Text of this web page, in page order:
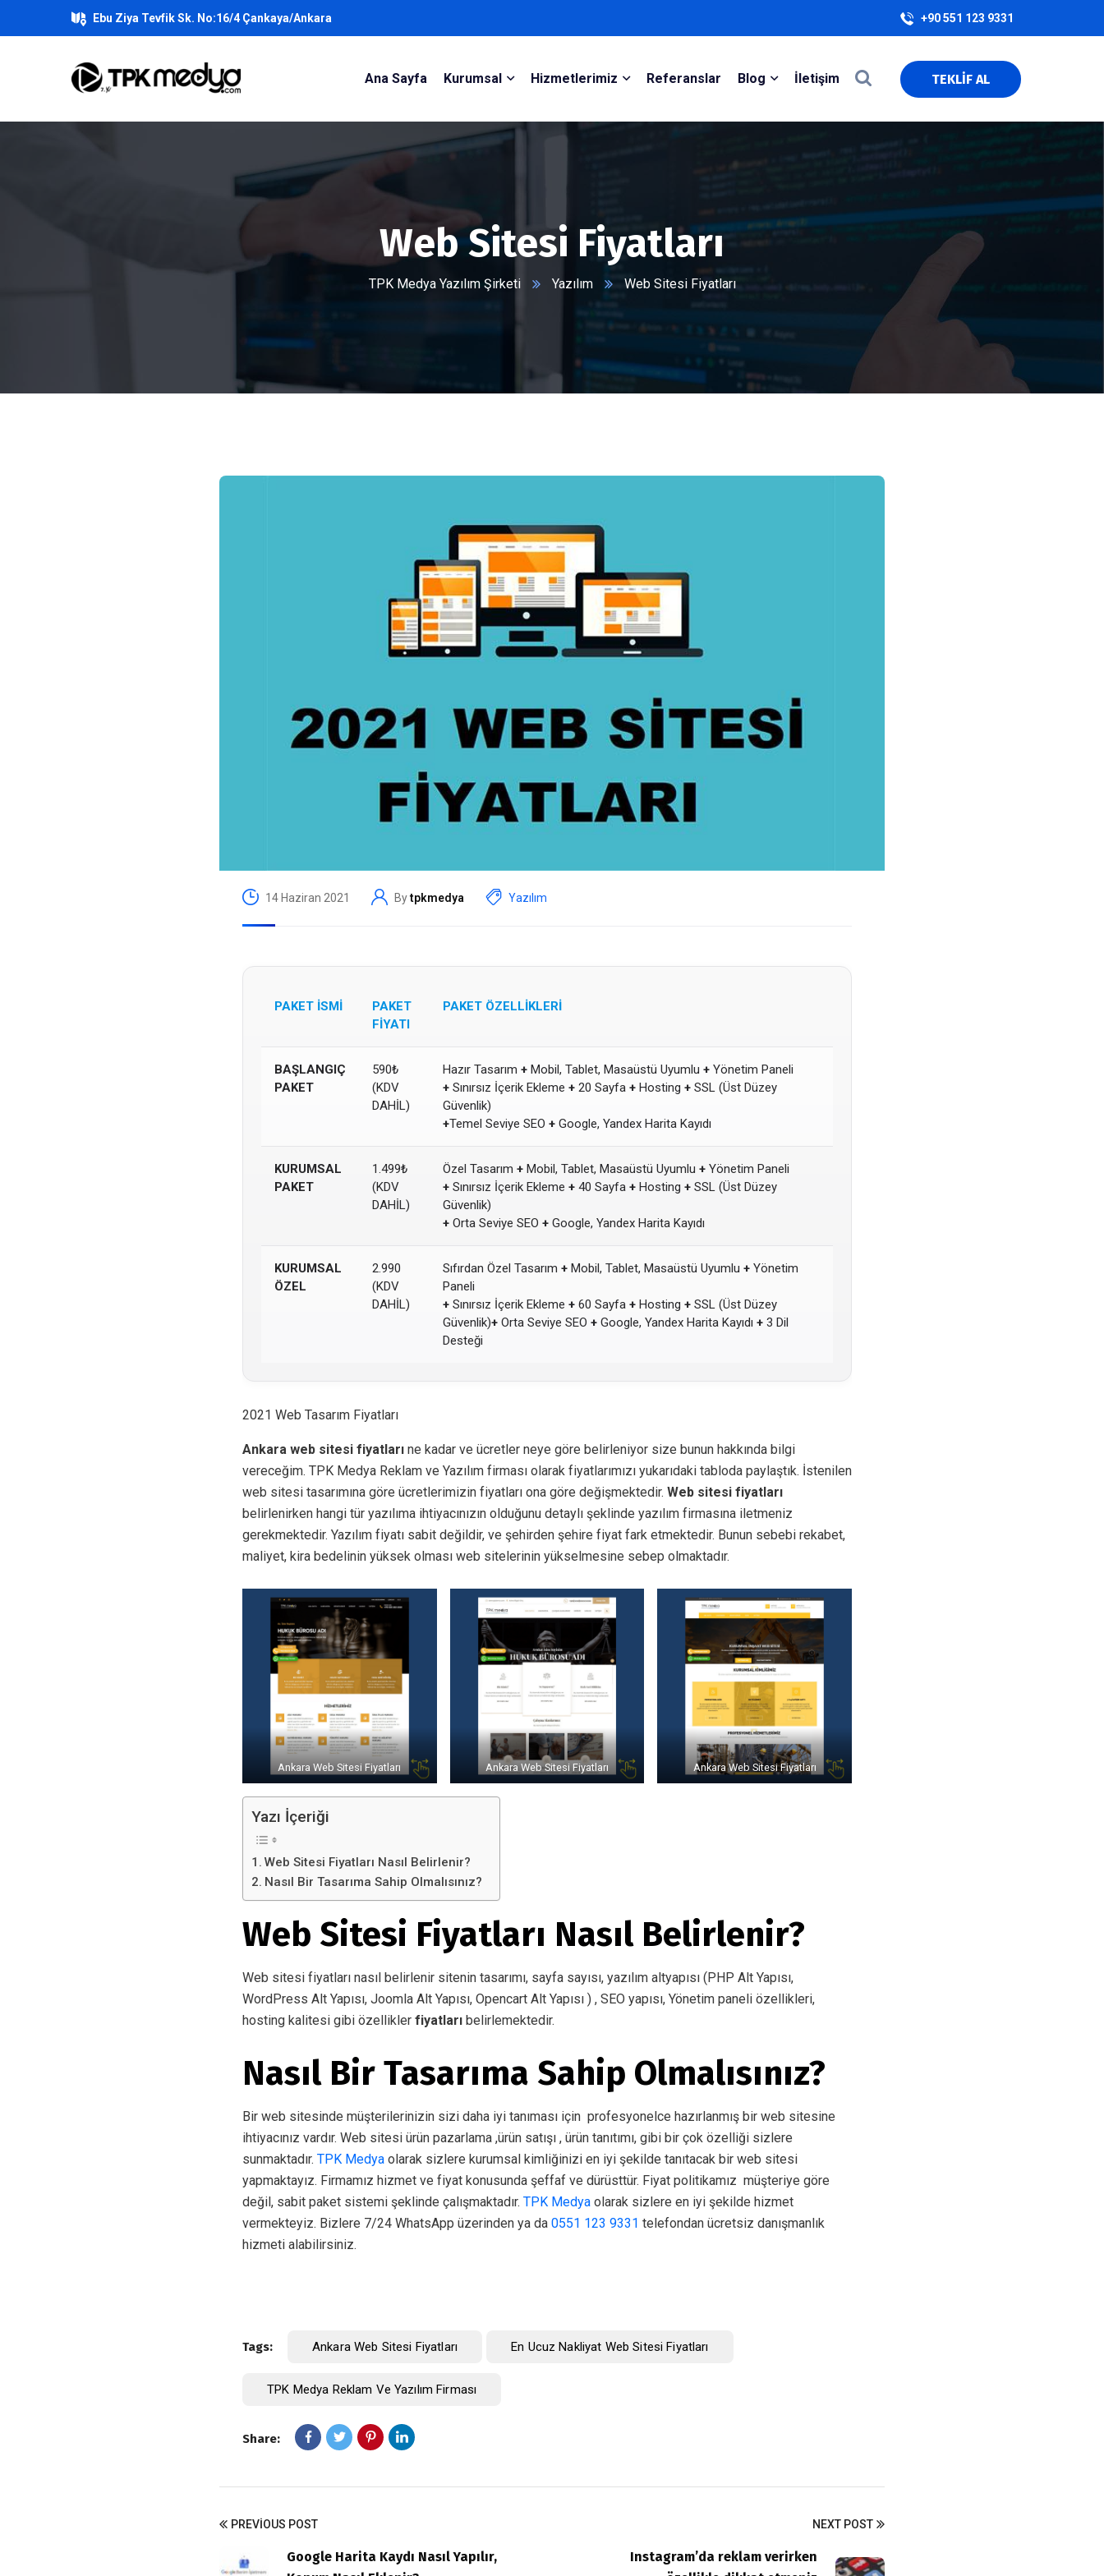
Ebu Ziya Tevfik Sk. No:16/4 Çankaya/Ankara +90 551 123 9331
Ana Sayfa Kurumsal Hizmetlerimiz Referanslar Blog İletişim TEKLİF AL
Web Sitesi Fiyatları
TPK Medya Yazılım Şirketi Yazılım Web Sitesi Fiyatları
14 Haziran 2021 Bytpkmedya Yazılım
PAKET İSMİ
PAKET
FİYATI
PAKET ÖZELLİKLERİ
BAŞLANGIÇ
PAKET
590₺
(KDV
DAHİL)
Hazır Tasarım +Mobil, Tablet, Masaüstü Uyumlu +Yönetim Paneli
+Sınırsız İçerik Ekleme +20 Sayfa +Hosting +SSL (Üst Düzey
Güvenlik)
+Temel Seviye SEO +Google, Yandex Harita Kayıdı
KURUMSAL
PAKET
1.499₺
(KDV
DAHİL)
Özel Tasarım +Mobil, Tablet, Masaüstü Uyumlu +Yönetim Paneli
+Sınırsız İçerik Ekleme +40 Sayfa +Hosting +SSL (Üst Düzey
Güvenlik)
+Orta Seviye SEO +Google, Yandex Harita Kayıdı
KURUMSAL
ÖZEL
2.990
(KDV
DAHİL)
Sıfırdan Özel Tasarım +Mobil, Tablet, Masaüstü Uyumlu +Yönetim
Paneli
+Sınırsız İçerik Ekleme +60 Sayfa +Hosting +SSL (Üst Düzey
Güvenlik)+Orta Seviye SEO +Google, Yandex Harita Kayıdı +3 Dil
Desteği
2021 Web Tasarım Fiyatları
Ankara web sitesi fiyatları ne kadar ve ücretler neye göre belirleniyor size bunun hakkında bilgi
vereceğim. TPK Medya Reklam ve Yazılım firması olarak fiyatlarımızı yukarıdaki tabloda paylaştık. İstenilen
web sitesi tasarımına göre ücretlerimizin fiyatları ona göre değişmektedir. Web sitesi fiyatları
belirlenirken hangi tür yazılıma ihtiyacınızın olduğunu detaylı şeklinde yazılım firmasına iletmeniz
gerekmektedir. Yazılım fiyatı sabit değildir, ve şehirden şehire fiyat fark etmektedir. Bunun sebebi rekabet,
maliyet, kira bedelinin yüksek olması web sitelerinin yükselmesine sebep olmaktadır.
Ankara Web Sitesi Fiyatları Ankara Web Sitesi Fiyatları Ankara Web Sitesi Fiyatları
Yazı İçeriği
Web Sitesi Fiyatları Nasıl Belirlenir?
Nasıl Bir Tasarıma Sahip Olmalısınız?
Web Sitesi Fiyatları Nasıl Belirlenir?
Web sitesi fiyatları nasıl belirlenir sitenin tasarımı, sayfa sayısı, yazılım altyapısı (PHP Alt Yapısı,
WordPress Alt Yapısı, Joomla Alt Yapısı, Opencart Alt Yapısı ) , SEO yapısı, Yönetim paneli özellikleri,
hosting kalitesi gibi özellikler fiyatları belirlemektedir.
Nasıl Bir Tasarıma Sahip Olmalısınız?
Bir web sitesinde müşterilerinizin sizi daha iyi tanıması için profesyonelce hazırlanmış bir web sitesine
ihtiyacınız vardır. Web sitesi ürün pazarlama ,ürün satışı , ürün tanıtımı, gibi bir çok özelliği sizlere
sunmaktadır. TPK Medya olarak sizlere kurumsal kimliğinizi en iyi şekilde tanıtacak bir web sitesi
yapmaktayız. Firmamız hizmet ve fiyat konusunda şeffaf ve dürüsttür. Fiyat politikamız müşteriye göre
değil, sabit paket sistemi şeklinde çalışmaktadır. TPK Medya olarak sizlere en iyi şekilde hizmet
vermekteyiz. Bizlere 7/24 WhatsApp üzerinden ya da 0551 123 9331 telefondan ücretsiz danışmanlık
hizmeti alabilirsiniz.
Tags: Ankara Web Sitesi Fiyatları En Ucuz Nakliyat Web Sitesi Fiyatları
TPK Medya Reklam Ve Yazılım Firması
Share:
PREVIOUS POST
Google Harita Kaydı Nasıl Yapılır,
NEXT POST
Instagram’da reklam verirken